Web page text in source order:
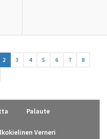
2 3 4 5 6 7
8
Palaute
Verneri